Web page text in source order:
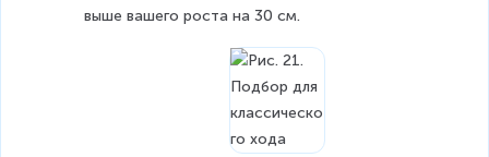
выше вашего роста на 30 см.